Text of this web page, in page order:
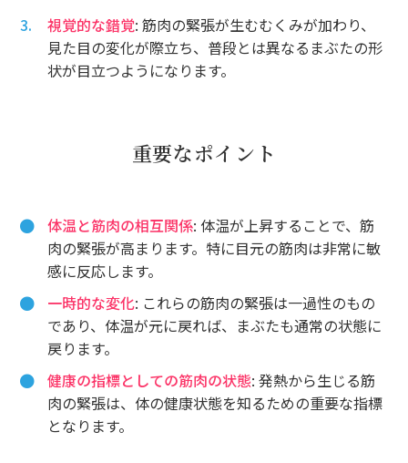
視覚的な錯覚: 筋肉の緊張が生むむくみが加わり、
見た目の変化が際立ち、普段とは異なるまぶたの形
状が目立つようになります。
重要なポイント
体温と筋肉の相互関係: 体温が上昇することで、筋
肉の緊張が高まります。特に目元の筋肉は非常に敏
感に反応します。
一時的な変化: これらの筋肉の緊張は一過性のもの
であり、体温が元に戻れば、まぶたも通常の状態に
戻ります。
健康の指標としての筋肉の状態: 発熱から生じる筋
肉の緊張は、体の健康状態を知るための重要な指標
となります。